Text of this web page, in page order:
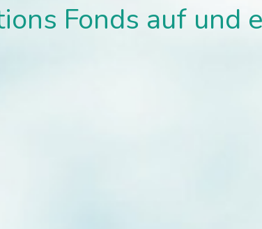
Fonds auf und